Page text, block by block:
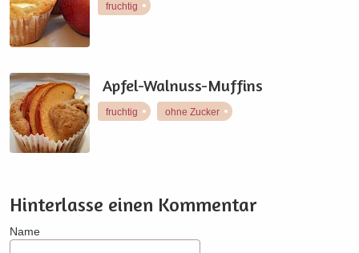
fruchtig
Apfel-Walnuss-Muffins
fruchtig ohne Zucker
Hinterlasse einen Kommentar
Name